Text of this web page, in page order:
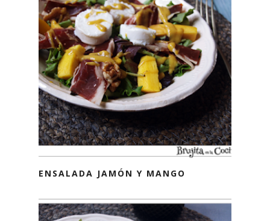
ENSALADA JAMÓN Y MANGO